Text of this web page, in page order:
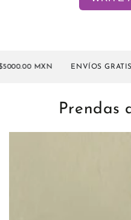
MXN ENVÍOS GRATIS
Prendas